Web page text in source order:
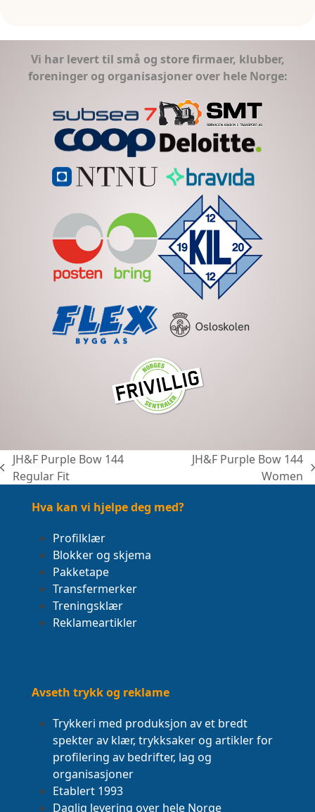
Vi har levert til små og store firmaer, klubber,
foreninger og organisasjoner over hele Norge:
previous
JH&F Purple Bow 144
Regular Fit
JH&F Purple Bow 144
Women
Hva kan vi hjelpe deg med?
Profilklær
Blokker og skjema
Pakketape
Transfermerker
Treningsklær
Reklameartikler
Avseth trykk og reklame
Trykkeri med produksjon av et bredt
spekter av klær, trykksaker og artikler for
profilering av bedrifter, lag og
organisasjoner
Etablert 1993
Daglig levering over hele Norge